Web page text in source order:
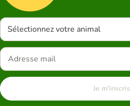
Sélectionnez votre animal
Je m'inscris